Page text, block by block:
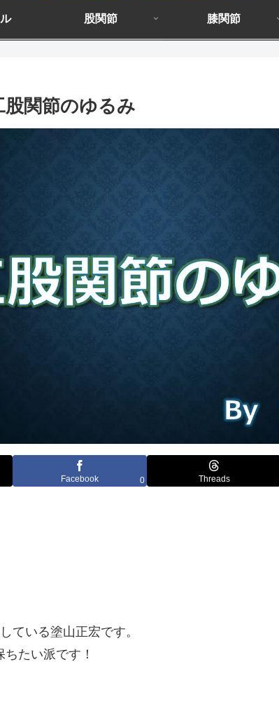
股関節 膝関節
関節のゆるみ
Facebook 0 Threads
ている塗山正宏です。
たい派です！